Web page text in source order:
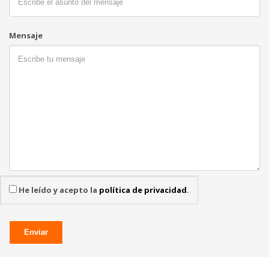
donde se encuentra lasede de Comercial Arqué
estamos dispuestos a hablar sobre RFID,. ¡Llámanos en
cualquier momento!
Mensaje
He leído y acepto la política de privacidad.